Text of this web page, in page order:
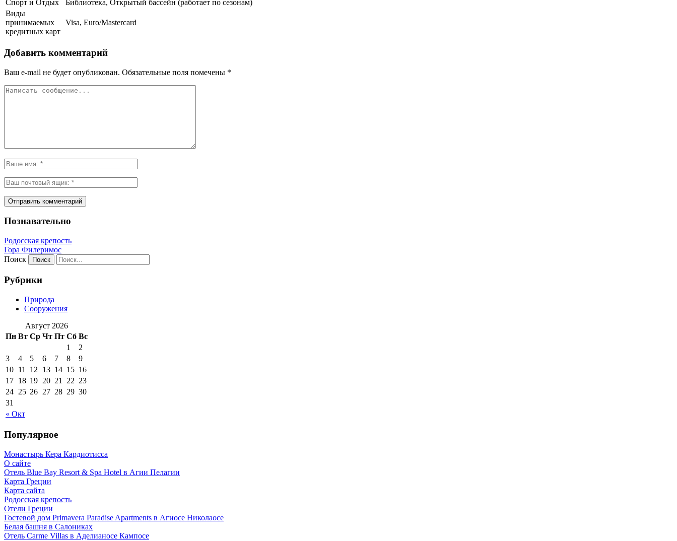
Спорт и Отдых
Библиотека, Открытый бассейн (работает по сезонам)
Виды
принимаемых
кредитных карт
Visa, Euro/Mastercard
Добавить комментарий
Ваш e-mail не будет опубликован. Обязательные поля помечены *
Познавательно
Родосская крепость
Гора Филеримос
Поиск
Рубрики
Природа
Сооружения
Август 2026
Пн Вт Ср Чт Пт Сб Вс
« Окт
1
2
3
4 5 6 7 8
9
10 11 12 13 14 15 16
17 18 19 20 21 22 23
24 25 26 27 28 29 30
31
Популярное
Монастырь Кера Кардиотисса
О сайте
Отель Blue Bay Resort & Spa Hotel в Агии Пелагии
Карта Греции
Карта сайта
Родосская крепость
Отели Греции
Гостевой дом Primavera Paradise Apartments в Агиосе Николаосе
Белая башня в Салониках
Отель Carme Villas в Аделианосе Кампосе